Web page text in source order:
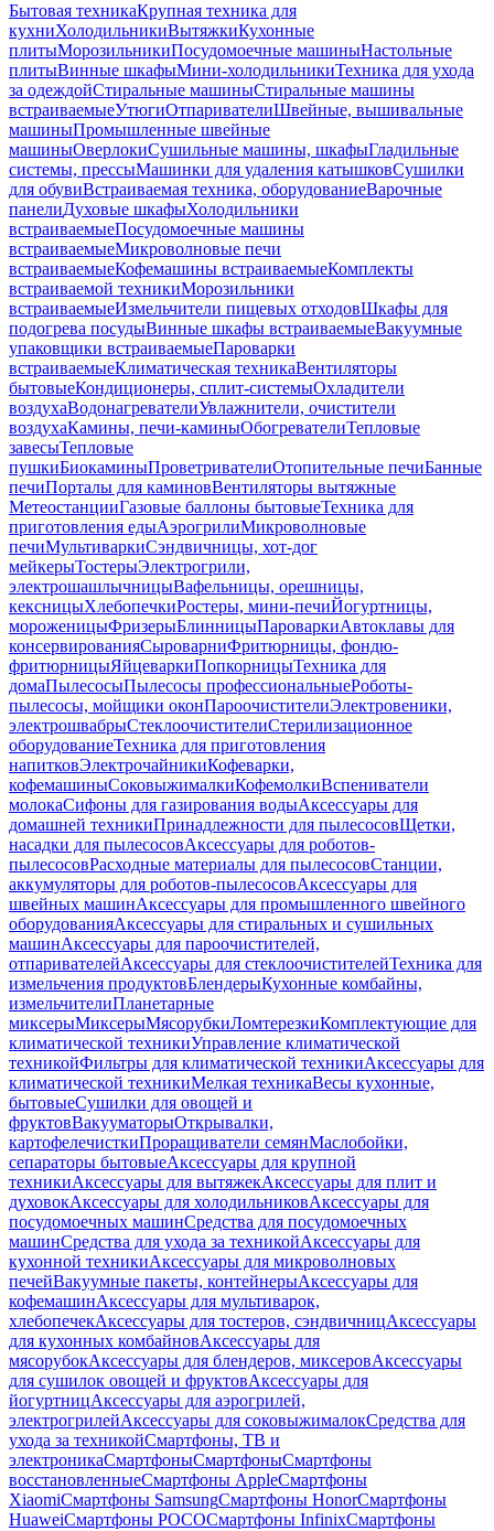
Бытовая техникаКрупная техника для
кухниХолодильникиВытяжкиКухонные
плитыМорозильникиПосудомоечные машиныНастольные
плитыВинные шкафыМини-холодильникиТехника для ухода
за одеждойСтиральные машиныСтиральные машины
встраиваемыеУтюгиОтпаривателиШвейные, вышивальные
машиныПромышленные швейные
машиныОверлокиСушильные машины, шкафыГладильные
системы, прессыМашинки для удаления катышковСушилки
для обувиВстраиваемая техника, оборудованиеВарочные
панелиДуховые шкафыХолодильники
встраиваемыеПосудомоечные машины
встраиваемыеМикроволновые печи
встраиваемыеКофемашины встраиваемыеКомплекты
встраиваемой техникиМорозильники
встраиваемыеИзмельчители пищевых отходовШкафы для
подогрева посудыВинные шкафы встраиваемыеВакуумные
упаковщики встраиваемыеПароварки
встраиваемыеКлиматическая техникаВентиляторы
бытовыеКондиционеры, сплит-системыОхладители
воздухаВодонагревателиУвлажнители, очистители
воздухаКамины, печи-каминыОбогревателиТепловые
завесыТепловые
пушкиБиокаминыПроветривателиОтопительные печиБанные
печиПорталы для каминовВентиляторы вытяжные
МетеостанцииГазовые баллоны бытовыеТехника для
приготовления едыАэрогрилиМикроволновые
печиМультиваркиСэндвичницы, хот-дог
мейкерыТостерыЭлектрогрили,
электрошашлычницыВафельницы, орешницы,
кексницыХлебопечкиРостеры, мини-печиЙогуртницы,
мороженицыФризерыБлинницыПароваркиАвтоклавы для
консервированияСыроварниФритюрницы, фондю-
фритюрницыЯйцеваркиПопкорницыТехника для
домаПылесосыПылесосы профессиональныеРоботы-
пылесосы, мойщики оконПароочистителиЭлектровеники,
электрошвабрыСтеклоочистителиСтерилизационное
оборудованиеТехника для приготовления
напитковЭлектрочайникиКофеварки,
кофемашиныСоковыжималкиКофемолкиВспениватели
молокаСифоны для газирования водыАксессуары для
домашней техникиПринадлежности для пылесосовЩетки,
насадки для пылесосовАксессуары для роботов-
пылесосовРасходные материалы для пылесосовСтанции,
аккумуляторы для роботов-пылесосовАксессуары для
швейных машинАксессуары для промышленного швейного
оборудованияАксессуары для стиральных и сушильных
машинАксессуары для пароочистителей,
отпаривателейАксессуары для стеклоочистителейТехника для
измельчения продуктовБлендерыКухонные комбайны,
измельчителиПланетарные
миксерыМиксерыМясорубкиЛомтерезкиКомплектующие для
климатической техникиУправление климатической
техникойФильтры для климатической техникиАксессуары для
климатической техникиМелкая техникаВесы кухонные,
бытовыеСушилки для овощей и
фруктовВакууматорыОткрывалки,
картофелечисткиПроращиватели семянМаслобойки,
сепараторы бытовыеАксессуары для крупной
техникиАксессуары для вытяжекАксессуары для плит и
духовокАксессуары для холодильниковАксессуары для
посудомоечных машинСредства для посудомоечных
машинСредства для ухода за техникойАксессуары для
кухонной техникиАксессуары для микроволновых
печейВакуумные пакеты, контейнерыАксессуары для
кофемашинАксессуары для мультиварок,
хлебопечекАксессуары для тостеров, сэндвичницАксессуары
для кухонных комбайновАксессуары для
мясорубокАксессуары для блендеров, миксеровАксессуары
для сушилок овощей и фруктовАксессуары для
йогуртницАксессуары для аэрогрилей,
электрогрилейАксессуары для соковыжималокСредства для
ухода за техникойСмартфоны, ТВ и
электроникаСмартфоныСмартфоныСмартфоны
восстановленныеСмартфоны AppleСмартфоны
XiaomiСмартфоны SamsungСмартфоны HonorСмартфоны
HuaweiСмартфоны POCOСмартфоны InfinixСмартфоны